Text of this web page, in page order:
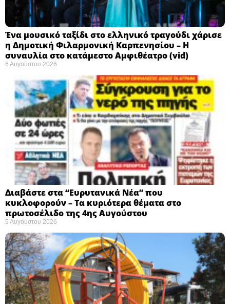
Ένα μουσικό ταξίδι στο ελληνικό τραγούδι χάρισε
η Δημοτική Φιλαρμονική Καρπενησίου – Η
συναυλία στο κατάμεστο Αμφιθέατρο (vid)
6 Αυγούστου 2026
Διαβάστε στα “Ευρυτανικά Νέα” που
κυκλοφορούν – Τα κυριότερα θέματα στο
πρωτοσέλιδο της 4ης Αυγούστου
5 Αυγούστου 2026